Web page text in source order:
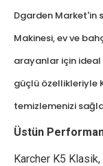
Dgarden Market'in
Makinesi, ev ve
arayanlar için ideal
güçlü özellikleriyle
temizlemenizi
Üstün
Karcher K5